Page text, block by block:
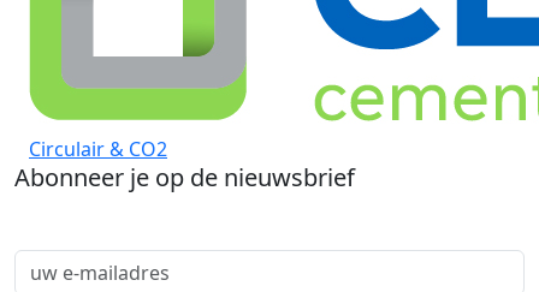
Circulair & CO2
Abonneer je op de nieuwsbrief